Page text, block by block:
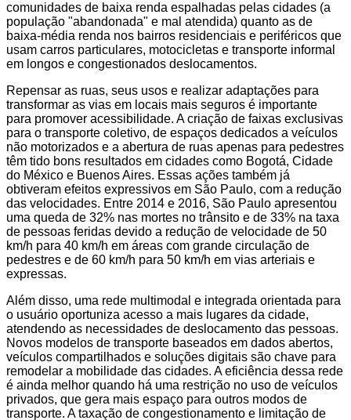
comunidades de baixa renda espalhadas pelas cidades (a
população "abandonada" e mal atendida) quanto as de
baixa-média renda nos bairros residenciais e periféricos que
usam carros particulares, motocicletas e transporte informal
em longos e congestionados deslocamentos.
Repensar as ruas, seus usos e realizar adaptações para
transformar as vias em locais mais seguros é importante
para promover acessibilidade. A criação de faixas exclusivas
para o transporte coletivo, de espaços dedicados a veículos
não motorizados e a abertura de ruas apenas para pedestres
têm tido bons resultados em cidades como Bogotá, Cidade
do México e Buenos Aires. Essas ações também já
obtiveram efeitos expressivos em São Paulo, com a redução
das velocidades. Entre 2014 e 2016, São Paulo apresentou
uma queda de 32% nas mortes no trânsito e de 33% na taxa
de pessoas feridas devido a redução de velocidade de 50
km/h para 40 km/h em áreas com grande circulação de
pedestres e de 60 km/h para 50 km/h em vias arteriais e
expressas.
Além disso, uma rede multimodal e integrada orientada para
o usuário oportuniza acesso a mais lugares da cidade,
atendendo as necessidades de deslocamento das pessoas.
Novos modelos de transporte baseados em dados abertos,
veículos compartilhados e soluções digitais são chave para
remodelar a mobilidade das cidades. A eficiência dessa rede
é ainda melhor quando há uma restrição no uso de veículos
privados, que gera mais espaço para outros modos de
transporte. A taxação de congestionamento e limitação de